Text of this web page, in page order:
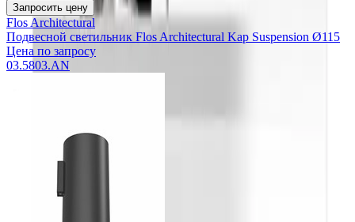
Запросить цену
Flos Architectural
Подвесной светильник Flos Architectural Kap Suspension Ø115
Цена по запросу
03.5803.AN